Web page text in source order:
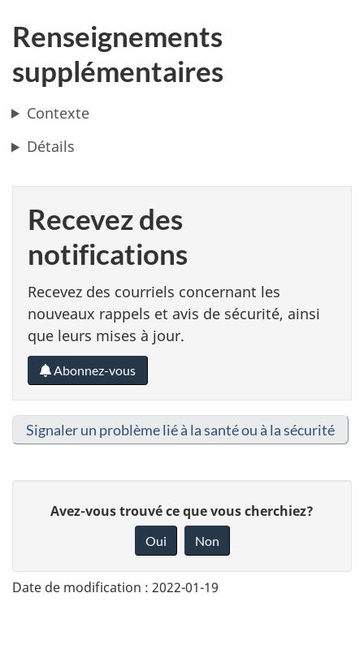
Renseignements
supplémentaires
Contexte
Détails
Recevez des
notifications
Recevez des courriels concernant les
nouveaux rappels et avis de sécurité, ainsi
que leurs mises à jour.
Abonnez-vous
Signaler un problème lié à la santé ou à la sécurité
n
Avez-vous trouvé ce que vous cherchiez?
Oui Non
Date de modification : 2022-01-19